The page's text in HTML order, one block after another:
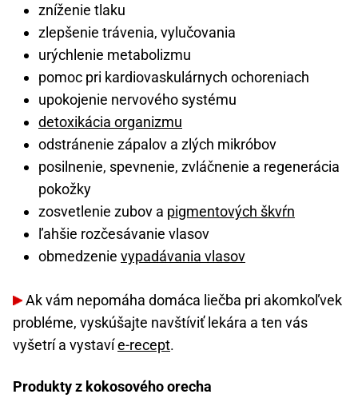
zníženie tlaku
zlepšenie trávenia, vylučovania
urýchlenie metabolizmu
pomoc pri kardiovaskulárnych ochoreniach
upokojenie nervového systému
detoxikácia organizmu
odstránenie zápalov a zlých mikróbov
posilnenie, spevnenie, zvláčnenie a regenerácia
pokožky
zosvetlenie zubov a pigmentových škvŕn
ľahšie rozčesávanie vlasov
obmedzenie vypadávania vlasov
Ak vám nepomáha domáca liečba pri akomkoľvek
probléme, vyskúšajte navštíviť lekára a ten vás
vyšetrí a vystavíe-recept.
Produkty z kokosového orecha